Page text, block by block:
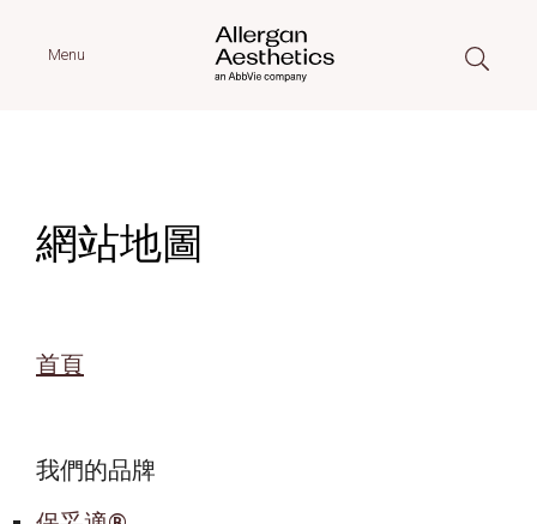
Menu
網站地圖
首頁
我們的品牌